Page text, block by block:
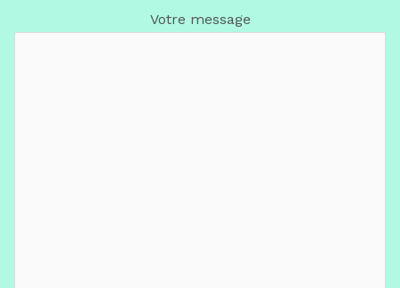
Votre message